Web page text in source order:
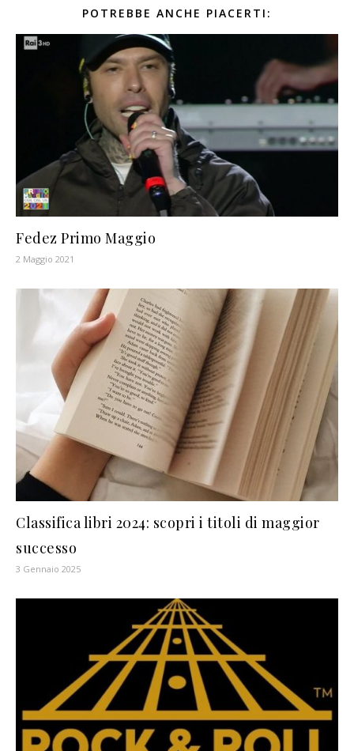
POTREBBE ANCHE PIACERTI:
Fedez Primo Maggio
2 Maggio 2021
Classifica libri 2024: scopri i titoli di maggior
successo
3 Gennaio 2025